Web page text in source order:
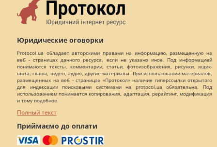
Юридические оговорки
Protocol.ua обладает авторскими правами на информацию, размещенную на
веб - страницах данного ресурса, если не указано иное. Под информацией
понимаются тексты, комментарии, статьи, фотоизображения, рисунки, ящик-
шота, сканы, видео, аудио, другие материалы. При использовании материалов,
размещенных на веб - страницах «Протокол» наличие гиперссылки открытого
для индексации поисковыми системами на protocol.ua обязательна. Под
использованием понимается копирования, адаптация, рерайтинг, модификация
и тому подобное.
Полный текст
Приймаємо до оплати